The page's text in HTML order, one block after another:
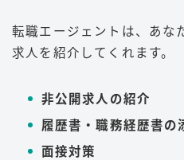
転職エージェントは、あな
求人を紹介してくれます。
非公開求人の紹介
履歴書・職務経歴書の
面接対策